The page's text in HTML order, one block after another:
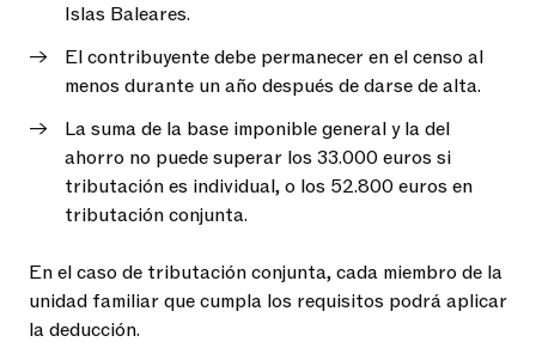
Islas Baleares.
El contribuyente debe permanecer en el censo al
menos durante un año después de darse de alta.
La suma de la base imponible general y la del
ahorro no puede superar los 33.000 euros si
tributación es individual, o los 52.800 euros en
tributación conjunta.
En el caso de tributación conjunta, cada miembro de la
unidad familiar que cumpla los requisitos podrá aplicar
la deducción.